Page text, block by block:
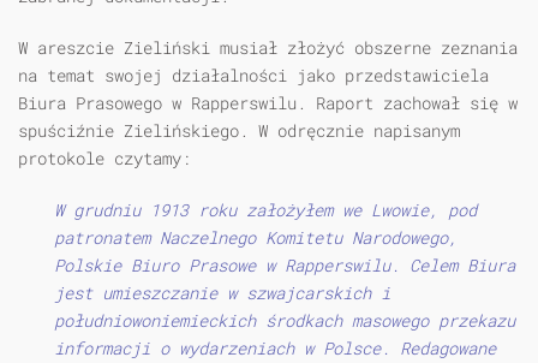
W areszcie Zieliński musiał złożyć obszerne zeznania
na temat swojej działalności jako przedstawiciela
Biura Prasowego w Rapperswilu. Raport zachował się w
spuściźnie Zielińskiego. W odręcznie napisanym
protokole czytamy:
W grudniu 1913 roku założyłem we Lwowie, pod
patronatem Naczelnego Komitetu Narodowego,
Polskie Biuro Prasowe w Rapperswilu. Celem Biura
jest umieszczanie w szwajcarskich i
południowoniemieckich środkach masowego przekazu
informacji o wydarzeniach w Polsce. Redagowane